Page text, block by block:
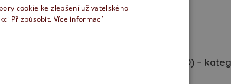
od 10 090 Kč
CPL, lakovaných i bílých (řada QUATRO) –
cookie ke zlepšení uživatelského
Přizpůsobit. Více informací